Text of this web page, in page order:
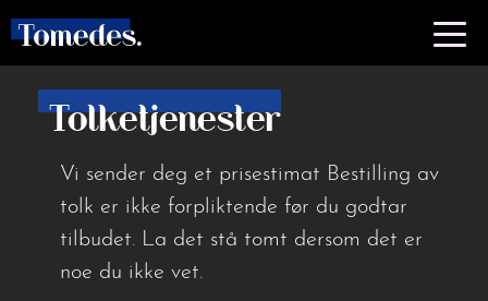
Tolketjenester
Vi sender deg et prisestimat Bestilling av
tolk er ikke forpliktende før du godtar
tilbudet. La det stå tomt dersom det er
noe du ikke vet.